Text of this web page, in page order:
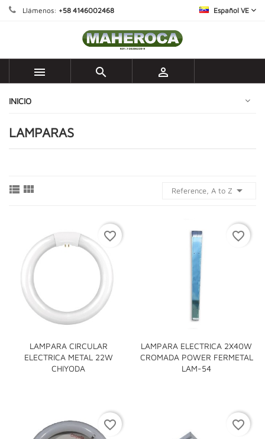
Llámenos: +58 4146002468 Español VE
  
INICIO
LAMPARAS
  Reference, A to Z 
LAMPARA CIRCULAR
ELECTRICA METAL 22W
CHIYODA
favorite_border
LAMPARA ELECTRICA 2X40W
CROMADA POWER FERMETAL
LAM-54
favorite_border
favorite_border favorite_border